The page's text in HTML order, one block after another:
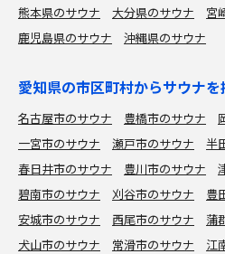
熊本県のサウナ
大分県のサウナ
宮
鹿児島県のサウナ
沖縄県のサウナ
愛知県の市区町村からサウナを
名古屋市のサウナ 豊橋市のサウナ
一宮市のサウナ
瀬戸市のサウナ
半
春日井市のサウナ
豊川市のサウナ
碧南市のサウナ
刈谷市のサウナ
豊
安城市のサウナ
西尾市のサウナ
蒲
犬山市のサウナ
常滑市のサウナ
江